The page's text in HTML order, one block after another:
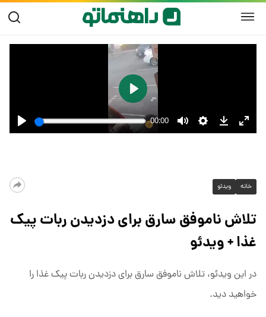
خانه ویدئو
تلاش ناموفق سارق برای دزدیدن ربات پیک
غذا + ویدئو
در این ویدئو، تلاش ناموفق سارق برای دزدیدن ربات پیک غذا را
خواهید دید.